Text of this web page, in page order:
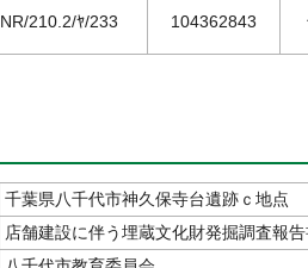
NR/210.2/ﾔ/233 104362843
千葉県八千代市神久保寺台遺跡ｃ地点
店舗建設に伴う埋蔵文化財発掘調査報